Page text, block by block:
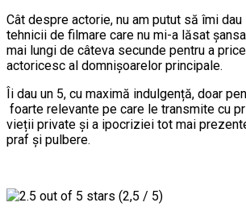
Cât despre actorie, nu am putut să îmi
tehnicii de filmare care nu mi-a lăsat
mai lungi de câteva secunde pentru a
actoricesc al domnișoarelor principale.
Îi dau un 5, cu maximă indulgență, doar
foarte relevante pe care le transmite cu
vieții private și a ipocriziei tot mai
praf și pulbere.
(2,5 / 5)